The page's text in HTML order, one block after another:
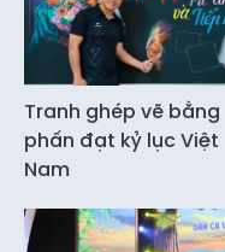
Tranh ghép vẽ bằng
phấn đạt kỷ lục Việt
Nam